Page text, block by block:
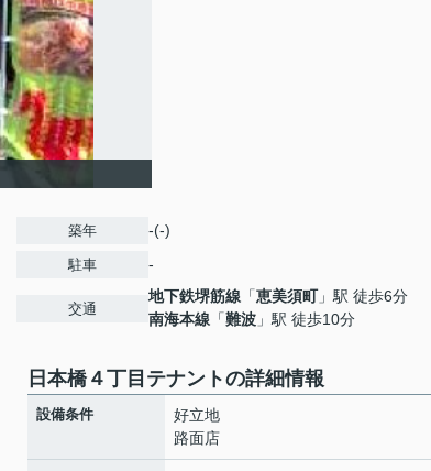
築年 -(-)
駐車 -
交通
地下鉄堺筋線 「恵美須町」駅 徒歩6分
南海本線 「難波 」駅 徒歩10分
日本橋４丁目テナントの詳細情報
設備条件
好立地
路面店